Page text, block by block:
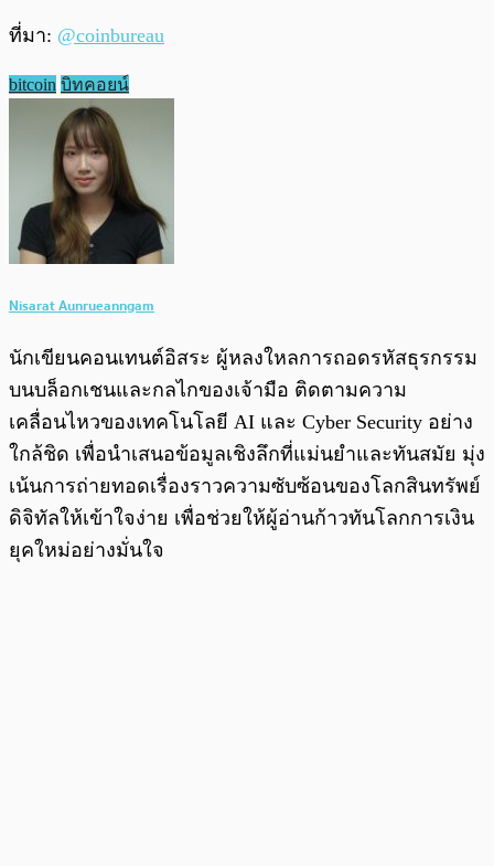
ที่มา: @coinbureau
bitcoin บิทคอยน์
Nisarat Aunrueanngam
นักเขียนคอนเทนต์อิสระ ผู้หลงใหลการถอดรหัสธุรกรรม
บนบล็อกเชนและกลไกของเจ้ามือ ติดตามความ
เคลื่อนไหวของเทคโนโลยี AI และ Cyber Security อย่าง
ใกล้ชิด เพื่อนำเสนอข้อมูลเชิงลึกที่แม่นยำและทันสมัย มุ่ง
เน้นการถ่ายทอดเรื่องราวความซับซ้อนของโลกสินทรัพย์
ดิจิทัลให้เข้าใจง่าย เพื่อช่วยให้ผู้อ่านก้าวทันโลกการเงิน
ยุคใหม่อย่างมั่นใจ